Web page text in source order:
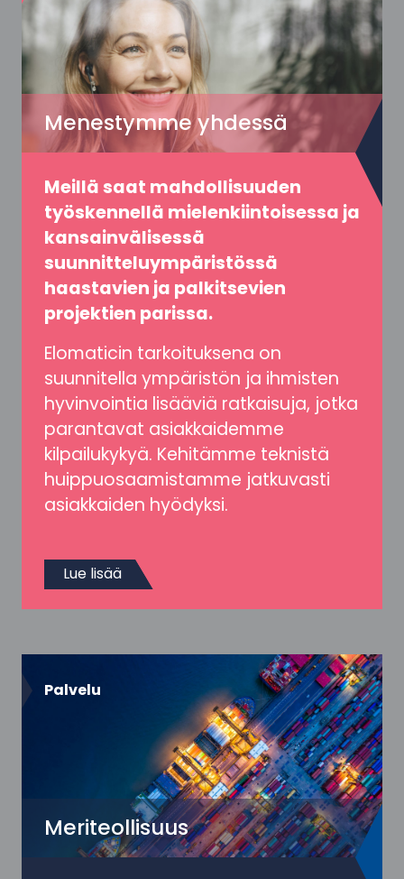
Menestymme yhdessä
Meillä saat mahdollisuuden
työskennellä mielenkiintoisessa ja
kansainvälisessä
suunnitteluympäristössä
haastavien ja palkitsevien
projektien parissa.
Elomaticin tarkoituksena on
suunnitella ympäristön ja ihmisten
hyvinvointia lisääviä ratkaisuja, jotka
parantavat asiakkaidemme
kilpailukykyä. Kehitämme teknistä
huippuosaamistamme jatkuvasti
asiakkaiden hyödyksi.
Lue lisää
Palvelu
Meriteollisuus